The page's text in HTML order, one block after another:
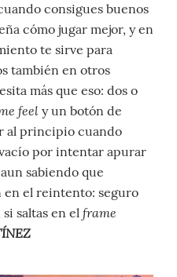
consigues buenos
cómo jugar mejor, y en
te sirve para
también en otros
más que eso: dos o
feel y un botón de
al principio cuando
por intentar apurar
sabiendo que
el reintento: seguro
saltas en el frame